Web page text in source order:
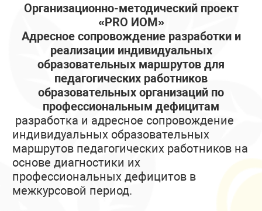
Организационно-методический проект
«PRO ИОМ»
Адресное сопровождение разработки и
реализации индивидуальных
образовательных маршрутов для
педагогических работников
образовательных организаций по
профессиональным дефицитам
разработка и адресное сопровождение
индивидуальных образовательных
маршрутов педагогических работников на
основе диагностики их
профессиональных дефицитов в
межкурсовой период.